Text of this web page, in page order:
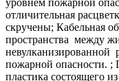
отличительная
скручены; Кабельная
пространства между
невулканизированной
пожарной опасности. ;
пластика состоящего